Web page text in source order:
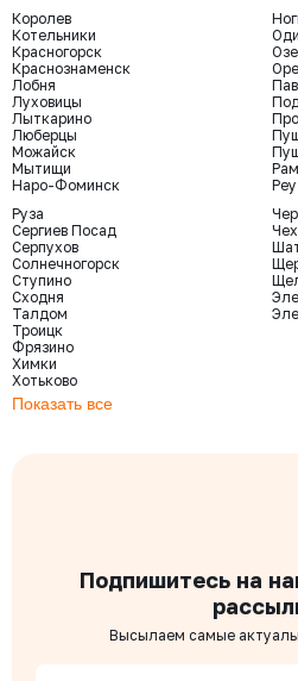
Королев
Котельники
Красногорск
Краснознаменск
Лобня
Луховицы
Лыткарино
Люберцы
Можайск
Мытищи
Наро-Фоминск
Руза
Сергиев Посад
Серпухов
Солнечногорск
Ступино
Сходня
Талдом
Троицк
Фрязино
Химки
Хотьково
Показать все
Подпишитесь на
Высылаем самые